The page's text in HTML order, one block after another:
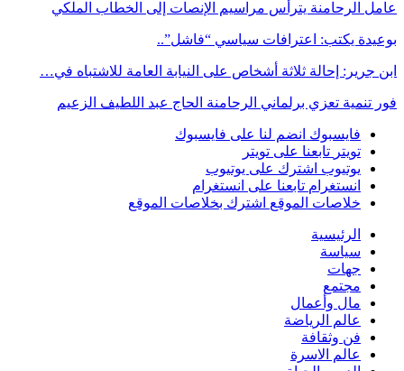
عامل الرحامنة يترأس مراسيم الإنصات إلى الخطاب الملكي
بوعيدة يكتب: اعترافات سياسي “فاشل”..
ابن جرير: إحالة ثلاثة أشخاص على النيابة العامة للاشتباه في…
فور تنمية تعزي برلماني الرحامنة الحاج عبد اللطيف الزعيم
فايسبوك انضم لنا على فايسبوك
تويتر تابعنا على تويتر
يوتيوب اشترك على يوتيوب
انستغرام تابعنا على انستغرام
خلاصات الموقع اشترك بخلاصات الموقع
الرئيسية
سياسة
جهات
مجتمع
مال وأعمال
عالم الرياضة
فن وثقافة
عالم الاسرة